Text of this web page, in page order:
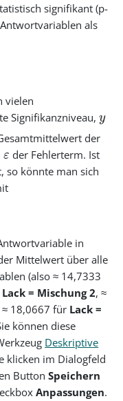
signifikant (p-
als
vielen
Signifikanzniveau,y
der
ε der Fehlerterm. Ist
so könnte man sich
in
Mittelwert über alle
(also ≈ 14,7333
Lack = Mischung 2, ≈
≈ 18,0667 für Lack =
können diese
Deskriptive
klicken im Dialogfeld
ButtonSpeichern
Anpassungen.